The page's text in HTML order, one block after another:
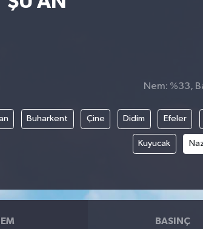
Nem: %33,
Buharkent Çine Didim Efeler
Kuyucak
BASINÇ